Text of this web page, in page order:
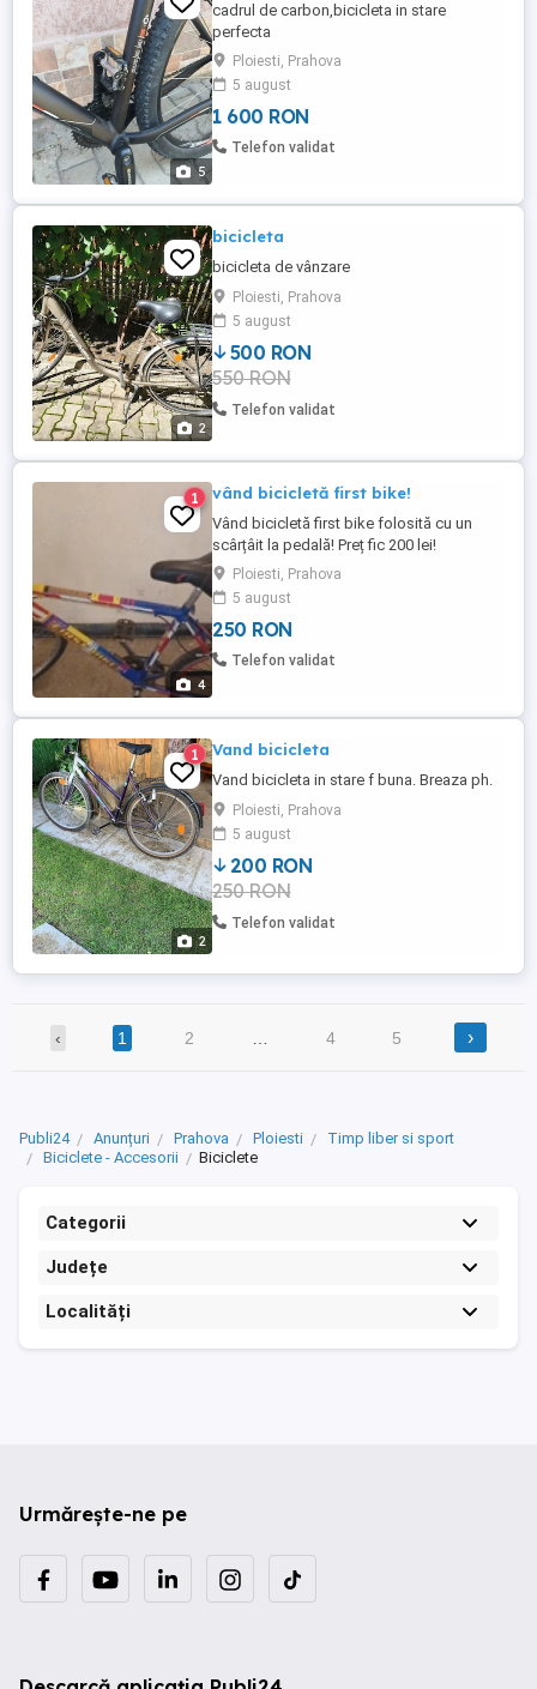
5
cadrul de carbon,bicicleta in stare
perfecta
Ploiesti, Prahova
5 august
1 600 RON
Telefon validat
2
bicicleta
bicicleta de vânzare
Ploiesti, Prahova
5 august
500 RON
550 RON
Telefon validat
4
1 vând bicicletă first bike!
Vând bicicletă first bike folosită cu un
scârțâit la pedală! Preț fic 200 lei!
Ploiesti, Prahova
5 august
250 RON
Telefon validat
2
1 Vand bicicleta
Vand bicicleta in stare f buna. Breaza ph.
Ploiesti, Prahova
5 august
200 RON
250 RON
Telefon validat
‹ 1 2 4 5 ›
Publi24 Anunțuri Prahova Ploiesti
Timp liber si sport
Biciclete - Accesorii
Biciclete
Categorii
Județe
Localități
Urmărește-ne pe